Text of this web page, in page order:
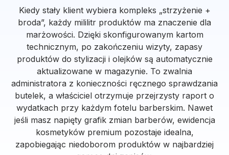
Kiedy stały klient wybiera kompleks „strzyżenie +
broda”, każdy mililitr produktów ma znaczenie dla
marżowości. Dzięki skonfigurowanym kartom
technicznym, po zakończeniu wizyty, zapasy
produktów do stylizacji i olejków są automatycznie
aktualizowane w magazynie. To zwalnia
administratora z konieczności ręcznego sprawdzania
butelek, a właściciel otrzymuje przejrzysty raport o
wydatkach przy każdym fotelu barberskim. Nawet
jeśli masz napięty grafik zmian barberów, ewidencja
kosmetyków premium pozostaje idealna,
zapobiegając niedoborom produktów w najbardziej